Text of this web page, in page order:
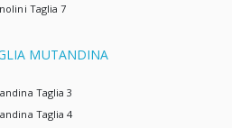
Taglia 7
MUTANDINA
Taglia 3
Taglia 4